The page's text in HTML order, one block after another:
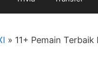
» 11+ Pemain